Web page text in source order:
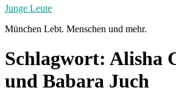
Facebook
Twitter
Instagram
Junge Leute
München Lebt. Menschen und mehr.
Schlagwort: Alisha
und Babara Juch